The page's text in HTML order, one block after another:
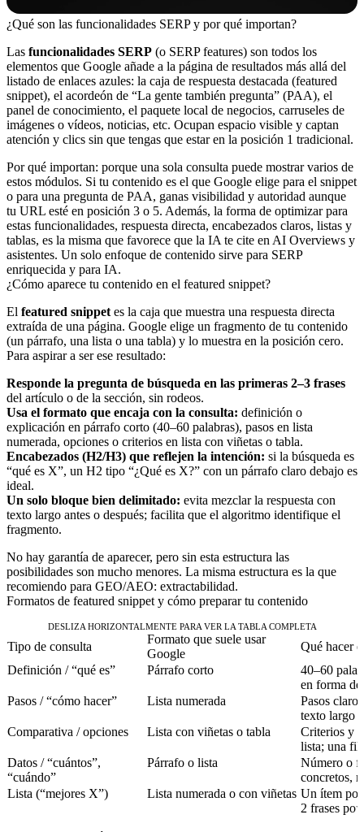
¿Qué son las funcionalidades SERP y por qué importan?
Las funcionalidades SERP (o SERP features) son todos los
elementos que Google añade a la página de resultados más allá del
listado de enlaces azules: la caja de respuesta destacada (featured
snippet), el acordeón de “La gente también pregunta” (PAA), el
panel de conocimiento, el paquete local de negocios, carruseles de
imágenes o vídeos, noticias, etc. Ocupan espacio visible y captan
atención y clics sin que tengas que estar en la posición 1 tradicional.
Por qué importan: porque una sola consulta puede mostrar varios de
estos módulos. Si tu contenido es el que Google elige para el snippet
o para una pregunta de PAA, ganas visibilidad y autoridad aunque
tu URL esté en posición 3 o 5. Además, la forma de optimizar para
estas funcionalidades, respuesta directa, encabezados claros, listas y
tablas, es la misma que favorece que la IA te cite en AI Overviews y
asistentes. Un solo enfoque de contenido sirve para SERP
enriquecida y para IA.
¿Cómo aparece tu contenido en el featured snippet?
El featured snippet es la caja que muestra una respuesta directa
extraída de una página. Google elige un fragmento de tu contenido
(un párrafo, una lista o una tabla) y lo muestra en la posición cero.
Para aspirar a ser ese resultado:
Responde la pregunta de búsqueda en las primeras 2–3 frases
del artículo o de la sección, sin rodeos.
Usa el formato que encaja con la consulta: definición o
explicación en párrafo corto (40–60 palabras), pasos en lista
numerada, opciones o criterios en lista con viñetas o tabla.
Encabezados (H2/H3) que reflejen la intención: si la búsqueda es
“qué es X”, un H2 tipo “¿Qué es X?” con un párrafo claro debajo es
ideal.
Un solo bloque bien delimitado: evita mezclar la respuesta con
texto largo antes o después; facilita que el algoritmo identifique el
fragmento.
No hay garantía de aparecer, pero sin esta estructura las
posibilidades son mucho menores. La misma estructura es la que
recomiendo para GEO/AEO: extractabilidad.
Formatos de featured snippet y cómo preparar tu contenido
DESLIZA HORIZONTALMENTE PARA VER LA TABLA COMPLETA
Tipo de consulta
Formato que suele usar
Google
Qué hacer
Definición / “qué es”
Párrafo corto
40–60
en forma
Pasos / “cómo hacer”
Lista numerada
Pasos
texto largo
Comparativa / opciones
Lista con viñetas o tabla
Criterios y
lista; una
Datos / “cuántos”,
“cuándo”
Párrafo o lista
Número o
concretos,
Lista (“mejores X”)
Lista numerada o con viñetas Un ítem
2 frases por